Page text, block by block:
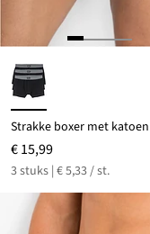
€ 15,99
3 stuks | € 5,33 / st.